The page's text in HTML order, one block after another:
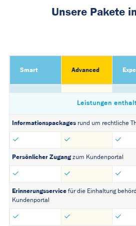
Unsere Pakete
Smart Advanced
Leistungen
Informationspackages rund um rechtliche
Persönlicher Zugangzum Kundenportal
Erinnerungsservice für die Einhaltung
Kundenportal